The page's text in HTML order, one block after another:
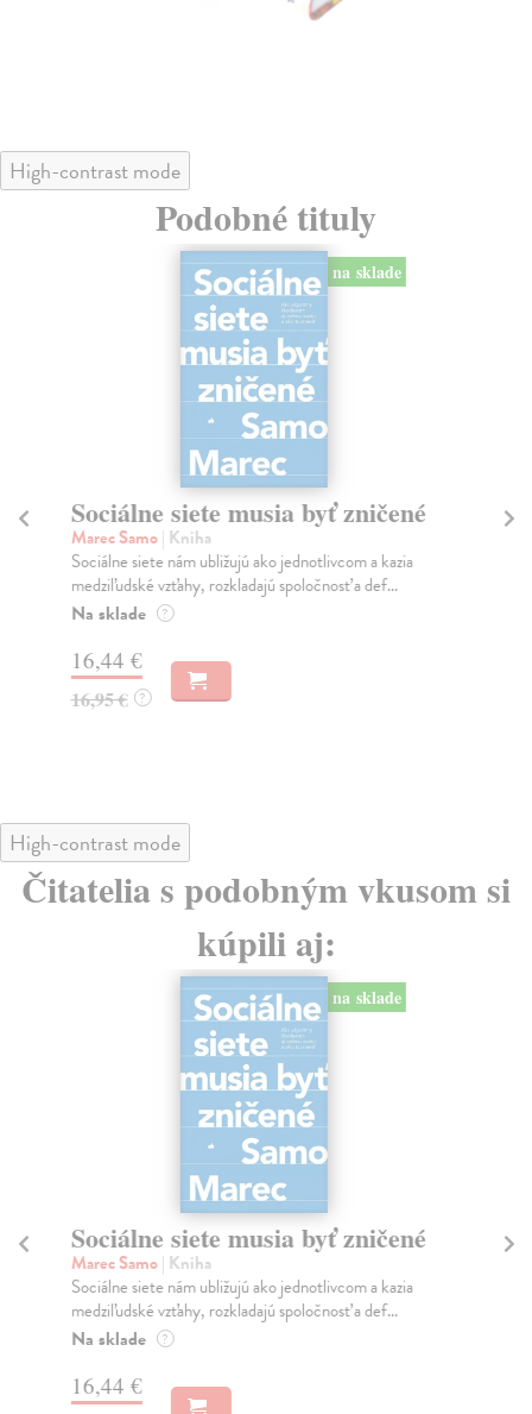
High-contrast mode
Podobné tituly
na sklade
Sociálne siete musia byť zničené
Marec Samo| Kniha
Sociálne siete nám ubližujú ako jednotlivcom a kazia
medziľudské vzťahy, rozkladajú spoločnosť a def...
Na sklade ?
16,44 €
16,95 € ?
High-contrast mode
Čitatelia s podobným vkusom si
kúpili aj:
na sklade
Sociálne siete musia byť zničené
Marec Samo| Kniha
Sociálne siete nám ubližujú ako jednotlivcom a kazia
medziľudské vzťahy, rozkladajú spoločnosť a def...
Na sklade ?
16,44 €